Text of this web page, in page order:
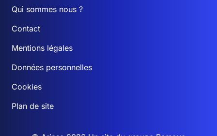
Qui sommes nous ?
Contact
Mentions légales
Données personnelles
Cookies
Plan de site